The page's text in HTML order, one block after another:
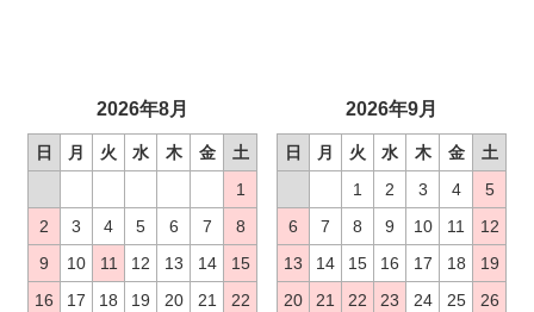
2026年8月
日 月 火 水 木 金
土
1
2
3 4 5 6 7
8
9
10 11 12 13 14
15
16
17 18 19 20 21
22
2026年9月
日 月 火 水 木 金
土
1
2 3 4
5
6
7 8 9 10 11
12
13
14 15 16 17 18
19
20
21 22 23 24 25
26